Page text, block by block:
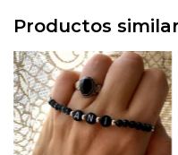
Productos